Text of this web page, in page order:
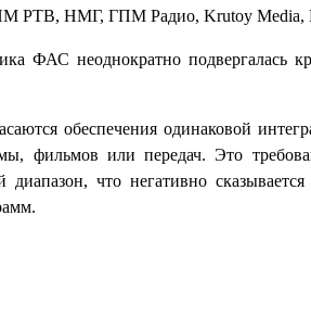
РТВ, НМГ, ГПМ Радио, Krutoy Media,
ФАС неоднократно подвергалась
обеспечения одинаковой
фильмов или передач. Это
диапазон, что негативно